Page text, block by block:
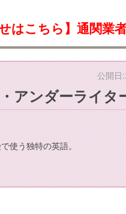
はこちら】通関業
公開
アンダーライ
使う独特の英語。